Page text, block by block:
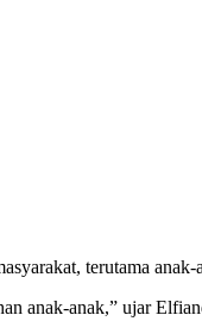
terutama anak-
anak-anak,” ujar